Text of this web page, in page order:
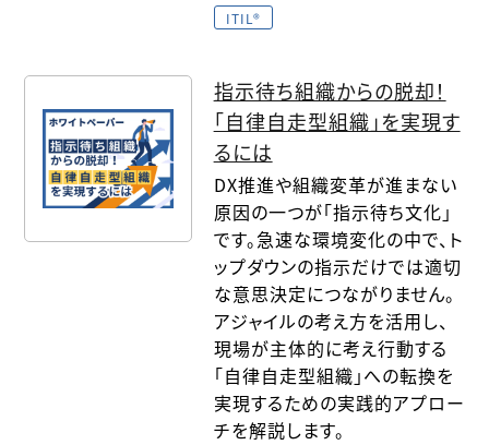
ITIL®
指示待ち組織からの脱却！
｢自律自走型組織｣を実現す
るには
DX推進や組織変革が進まない
原因の一つが「指示待ち文化」
です。急速な環境変化の中で、ト
ップダウンの指示だけでは適切
な意思決定につながりません。
アジャイルの考え方を活用し、
現場が主体的に考え行動する
「自律自走型組織」への転換を
実現するための実践的アプロー
チを解説します。